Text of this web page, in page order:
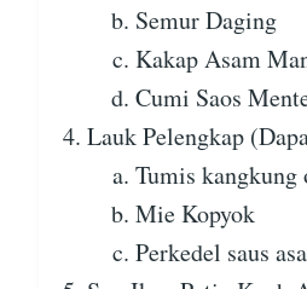
Semur Daging
Kakap Asam
Cumi Saos
Lauk Pelengkap
Tumis kangkung
Mie Kopyok
Perkedel saus